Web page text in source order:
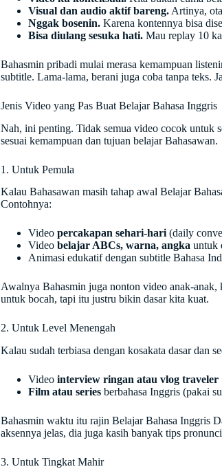
Visual dan audio aktif bareng.Artinya,
Nggak bosenin.Karena kontennya bisa
Bisa diulang sesuka hati.Mau replay 10
Bahasmin pribadi mulai merasa kemampuan
subtitle. Lama-lama, berani juga coba tanpa teks.
Jenis Video yang Pas Buat Belajar Bahasa Inggris
Nah, ini penting. Tidak semua video cocok untuk
sesuai kemampuan dan tujuan belajar Bahasawan.
1. Untuk Pemula
Kalau Bahasawan masih tahap awal Belajar
Contohnya:
Video percakapan sehari-hari(daily
Video belajar ABCs, warna, angka untuk
Animasi edukatif dengan subtitle Bahasa
Awalnya Bahasmin juga nonton video anak-
untuk bocah, tapi itu justru bikin dasar kita kuat.
2. Untuk Level Menengah
Kalau sudah terbiasa dengan kosakata dasar dan
Video interview ringan atau vlog traveler
Film atau seriesberbahasa Inggris (pakai
Bahasmin waktu itu rajin Belajar Bahasa Inggris
aksennya jelas, dia juga kasih banyak tips
3. Untuk Tingkat Mahir